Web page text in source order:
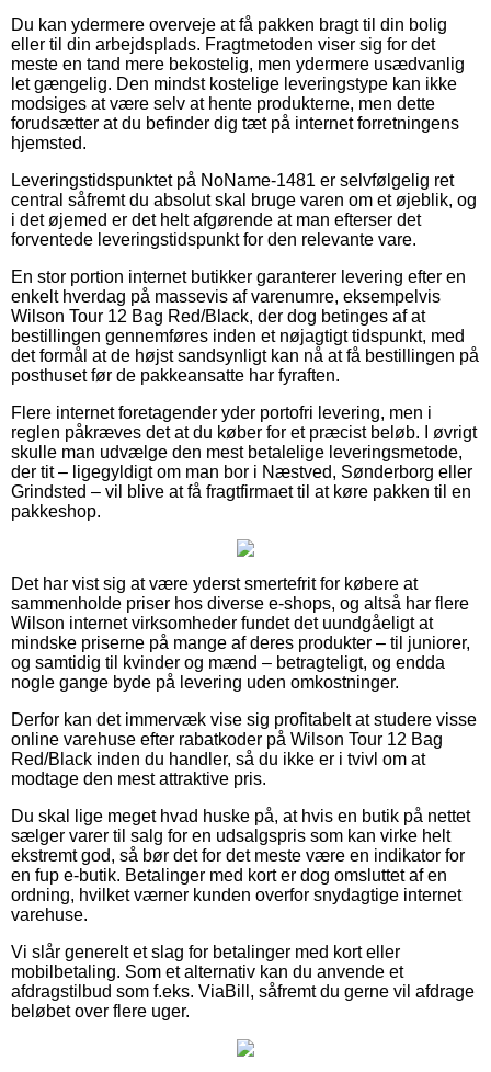
Du kan ydermere overveje at få pakken bragt til din bolig
eller til din arbejdsplads. Fragtmetoden viser sig for det
meste en tand mere bekostelig, men ydermere usædvanlig
let gængelig. Den mindst kostelige leveringstype kan ikke
modsiges at være selv at hente produkterne, men dette
forudsætter at du befinder dig tæt på internet forretningens
hjemsted.
Leveringstidspunktet på NoName-1481 er selvfølgelig ret
central såfremt du absolut skal bruge varen om et øjeblik, og
i det øjemed er det helt afgørende at man efterser det
forventede leveringstidspunkt for den relevante vare.
En stor portion internet butikker garanterer levering efter en
enkelt hverdag på massevis af varenumre, eksempelvis
Wilson Tour 12 Bag Red/Black, der dog betinges af at
bestillingen gennemføres inden et nøjagtigt tidspunkt, med
det formål at de højst sandsynligt kan nå at få bestillingen på
posthuset før de pakkeansatte har fyraften.
Flere internet foretagender yder portofri levering, men i
reglen påkræves det at du køber for et præcist beløb. I øvrigt
skulle man udvælge den mest betalelige leveringsmetode,
der tit – ligegyldigt om man bor i Næstved, Sønderborg eller
Grindsted – vil blive at få fragtfirmaet til at køre pakken til en
pakkeshop.
Det har vist sig at være yderst smertefrit for købere at
sammenholde priser hos diverse e-shops, og altså har flere
Wilson internet virksomheder fundet det uundgåeligt at
mindske priserne på mange af deres produkter – til juniorer,
og samtidig til kvinder og mænd – betragteligt, og endda
nogle gange byde på levering uden omkostninger.
Derfor kan det immervæk vise sig profitabelt at studere visse
online varehuse efter rabatkoder på Wilson Tour 12 Bag
Red/Black inden du handler, så du ikke er i tvivl om at
modtage den mest attraktive pris.
Du skal lige meget hvad huske på, at hvis en butik på nettet
sælger varer til salg for en udsalgspris som kan virke helt
ekstremt god, så bør det for det meste være en indikator for
en fup e-butik. Betalinger med kort er dog omsluttet af en
ordning, hvilket værner kunden overfor snydagtige internet
varehuse.
Vi slår generelt et slag for betalinger med kort eller
mobilbetaling. Som et alternativ kan du anvende et
afdragstilbud som f.eks. ViaBill, såfremt du gerne vil afdrage
beløbet over flere uger.